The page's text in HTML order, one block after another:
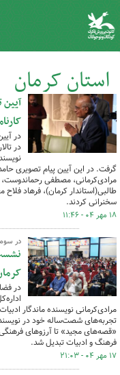
استان کرمان
کل اخبار:1110
در
گرفت. در این آیین پیام تصویری
مرادی‌کرمانی، مصطفی
طالبی(استاندار کرمان)، فرهاد
سخنرانی کردند.
۱۸ مهر ۰۴ - ۱۱:۴۶
در
مرادی‌کرمانی نویسنده ماندگار
تجربه‌های شصت‌ساله خود در
«قصه‌های مجید» تا آرزوهای
فرهنگ و ادبیات تبدیل شد.
۱۷ مهر ۰۴ - ۲۱:۰۳